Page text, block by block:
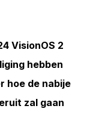
VisionOS 2
hebben
hoe de nabije
zal gaan